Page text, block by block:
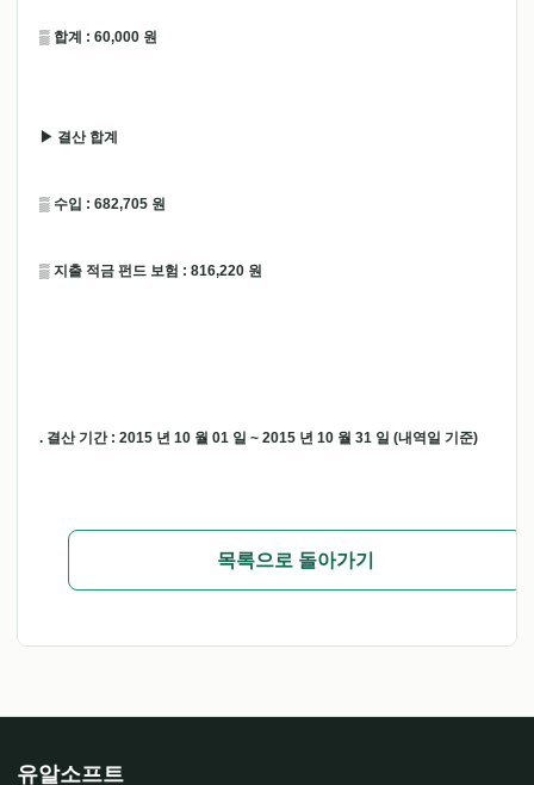
▒ 합계 : 60,000 원
▶ 결산 합계
▒ 수입 : 682,705 원
▒ 지출 적금 펀드 보험 : 816,220 원
. 결산 기간 : 2015 년 10 월 01 일 ~ 2015 년 10 월 31 일 (내역일 기준)
목록으로 돌아가기
유알소프트